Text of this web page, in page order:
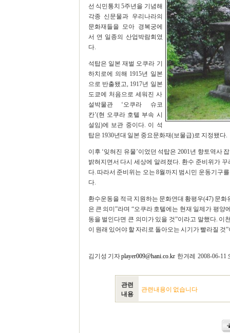
선 식민통치 5주년을 기념해
각종 신문물과 우리나라의
문화재들을 모아 경복궁에
서 연 일종의 산업박람회였
다.
석탑은 일본 재벌 오쿠라 기
하치로에 의해 1915년 일본
으로 반출됐고, 1917년 일본
도쿄에 처음으로 세워진 사
설박물관 ‘오쿠라 슈코
칸’(현 오쿠라 호텔 부속 시
설임)에 보관 중이다. 이 석
탑은 1930년대 일본 중요문화재(보물급)로 지정됐다.
이후 ‘잊혀진 유물’이었던 석탑은 2001년 향토역사
밝혀지면서 다시 세상에 알려졌다. 환수 준비위가
다. 따라서 준비위는 오는 8월까지 범시민 운동기구
다.
환수운동을 적극 지원하는 문화연대 황평우(47) 문
은 큰 의미”라며 “오쿠라 호텔에는 현재 일제가 평
동을 벌인다면 큰 의미가 있을 것”이라고 말했다.
이 원래 있어야 할 자리로 돌아오는 시기가 빨라질 것
김기성 기자player009@hani.co.kr한겨레 2008-06-11
관련
내용
관련내용이 없습니다